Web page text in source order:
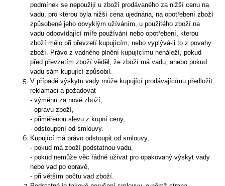
podmínek se nepoužijí u zboží prodávaného za nižší cenu na
vadu, pro kterou byla nižší cena ujednána, na opotřebení zboží
způsobené jeho obvyklým užíváním, u použitého zboží na
vadu odpovídající míře používání nebo opotřebení, kterou
zboží mělo při převzetí kupujícím, nebo vyplývá-li to z povahy
zboží. Právo z vadného plnění kupujícímu nenáleží, pokud
před převzetím zboží věděl, že zboží má vadu, anebo pokud
vadu sám kupující způsobil.
V případě výskytu vady může kupující prodávajícímu předložit
reklamaci a požadovat
- výměnu za nové zboží,
- opravu zboží,
- přiměřenou slevu z kupní ceny,
- odstoupení od smlouvy.
Kupující má právo odstoupit od smlouvy,
- pokud má zboží podstatnou vadu,
- pokud nemůže věc řádně užívat pro opakovaný výskyt vady
nebo vad po opravě,
- při větším počtu vad zboží.